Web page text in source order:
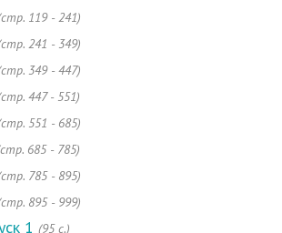
119 - 241)
241 - 349)
349 - 447)
447 - 551)
551 - 685)
685 - 785)
785 - 895)
895 - 999)
1 (95 с.)